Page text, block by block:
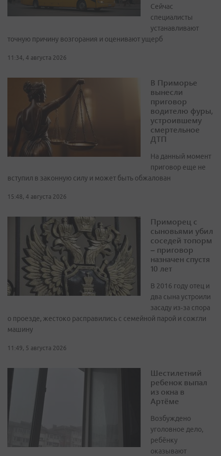
Сейчас
специалисты
устанавливают
точную причину возгорания и оценивают ущерб
11:34, 4 августа 2026
В Приморье
вынесли
приговор
водителю фуры,
устроившему
смертельное
ДТП
На данный момент
приговор еще не
вступил в законную силу и может быть обжалован
15:48, 4 августа 2026
Приморец с
сыновьями убил
соседей топорм
– приговор
назначен спустя
10 лет
В 2016 году отец и
два сына устроили
засаду из‑за спора
о проезде, жестоко расправились с семейной парой и сожгли
машину
11:49, 5 августа 2026
Шестилетний
ребенок выпал
из окна в
Артёме
Возбуждено
уголовное дело,
ребёнку
оказывают